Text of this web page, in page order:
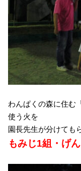
わんぱくの森に住む
使う火を
園長先生が分けても
もみじ1組・げ